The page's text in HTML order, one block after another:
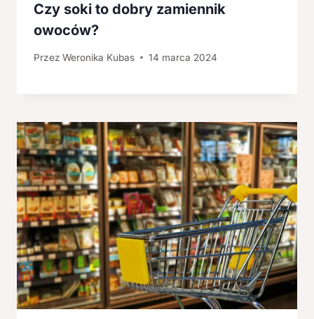
Czy soki to dobry zamiennik
owoców?
Przez Weronika Kubas 14 marca 2024